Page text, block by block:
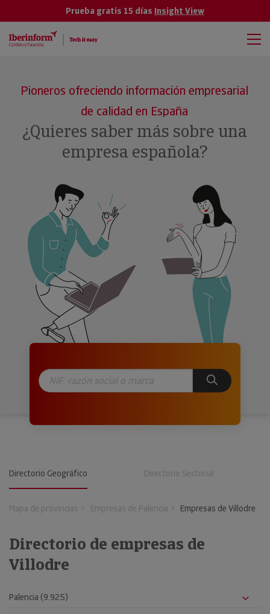
Prueba gratis 15 días Insight View
Pioneros ofreciendo información empresarial
de calidad en España
¿Quieres saber más sobre una
empresa española?
Directorio Geográfico Directorio Sectorial
Mapa de provincias Empresas de Palencia Empresas de Villodre
Directorio de empresas de
Villodre